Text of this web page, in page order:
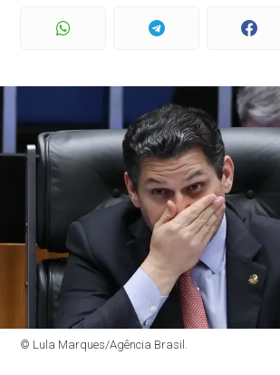
© Lula Marques/Agência Brasil.